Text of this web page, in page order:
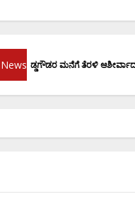
ಮನೆಗೆ ತೆರಳಿ ಆಶೀರ್ವಾದ